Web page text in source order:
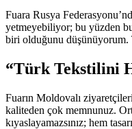
Fuara Rusya
yetmeyebiliyor; bu yüzden
biri olduğunu
“Türk Tekstilini
Fuarın Moldovalı
kaliteden çok memnunuz.
kıyaslayamazsınız; hem